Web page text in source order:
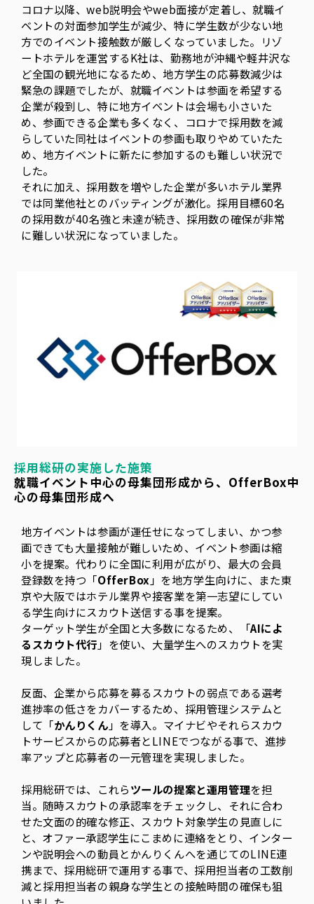
コロナ以降、web説明会やweb面接が定着し、就職イ
ベントの対面参加学生が減少、特に学生数が少ない地
方でのイベント接触数が厳しくなっていました。リゾ
ートホテルを運営するK社は、勤務地が沖縄や軽井沢な
ど全国の観光地になるため、地方学生の応募数減少は
緊急の課題でしたが、就職イベントは参画を希望する
企業が殺到し、特に地方イベントは会場も小さいた
め、参画できる企業も多くなく、コロナで採用数を減
らしていた同社はイベントの参画も取りやめていたた
め、地方イベントに新たに参加するのも難しい状況で
した。
それに加え、採用数を増やした企業が多いホテル業界
では同業他社とのバッティングが激化。採用目標60名
の採用数が40名強と未達が続き、採用数の確保が非常
に難しい状況になっていました。
採用総研の実施した施策
就職イベント中心の母集団形成から、OfferBox中
心の母集団形成へ
地方イベントは参画が運任せになってしまい、かつ参
画できても大量接触が難しいため、イベント参画は縮
小を提案。代わりに全国に利用が広がり、最大の会員
登録数を持つ「OfferBox 」を地方学生向けに、また東
京や大阪ではホテル業界や接客業を第一志望にしてい
る学生向けにスカウト送信する事を提案。
ターゲット学生が全国と大多数になるため、「AIによ
るスカウト代行 」を使い、大量学生へのスカウトを実
現しました。
反面、企業から応募を募るスカウトの弱点である選考
進捗率の低さをカバーするため、採用管理システムと
して「かんりくん 」を導入。マイナビやそれらスカウ
トサービスからの応募者とLINEでつながる事で、進捗
率アップと応募者の一元管理を実現しました。
採用総研では、これらツールの提案と運用管理を担
当。随時スカウトの承認率をチェックし、それに合わ
せた文面の的確な修正、スカウト対象学生の見直しに
と、オファー承認学生にこまめに連絡をとり、インター
ンや説明会への動員とかんりくんへを通じてのLINE連
携まで、採用総研で運用する事で、採用担当者の工数削
減と採用担当者の親身な学生との接触時間の確保も狙